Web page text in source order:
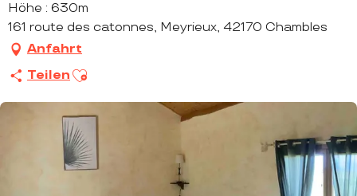
Höhe : 630m
161 route des catonnes, Meyrieux, 42170 Chambles
Anfahrt
Teilen Ajouter aux favoris